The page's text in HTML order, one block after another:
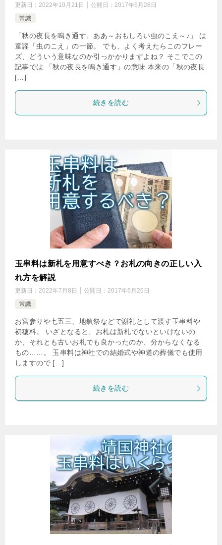
更新日： 2022年10月21日 公開日： 2017年6月28日
常識
「秋の夜長を鳴き通す、ああ～おもしろい虫のこえ～♪」 は
童謡「虫のこえ」の一節。 でも、よく考えたらこのフレー
ズ、どういう意味なのか引っかかりますよね？ そこでこの
記事では 「秋の夜長を鳴き通す」の意味 本来の「秋の夜長
[…]
続きを読む
玉串料は新札を用意すべき？お札の向きの正しい入
れ方を解説
更新日： 2022年7月8日 公開日： 2017年6月26日
常識
お宮参りや七五三、地鎮祭などで謝礼として渡す玉串料や
初穂料。 いざとなると、お札は新札でないといけないの
か、それとも古いお札でも良かったのか、分からなくなる
もの……。 玉串料は神社での結婚式や神道の葬儀でも使用
しますので […]
続きを読む